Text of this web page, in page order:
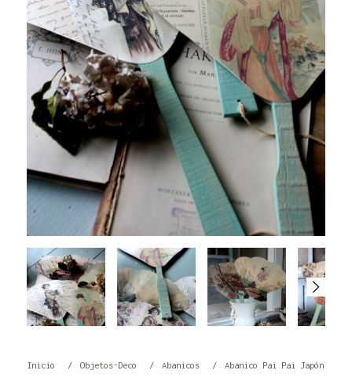
Inicio Objetos-Deco Abanicos Abanico Pai Pai Japón